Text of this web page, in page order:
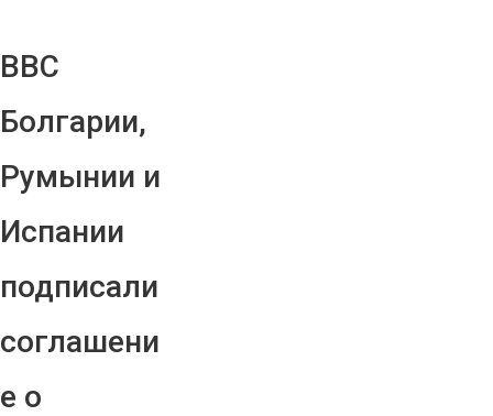
ВВС
Болгарии,
Румынии и
Испании
подписали
соглашени
е о